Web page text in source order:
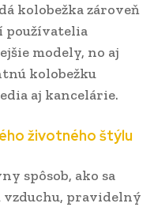
kolobežka zároveň
používatelia
modely, no aj
kolobežku
aj kancelárie.
životného štýlu
spôsob, ako sa
vzduchu, pravidelný